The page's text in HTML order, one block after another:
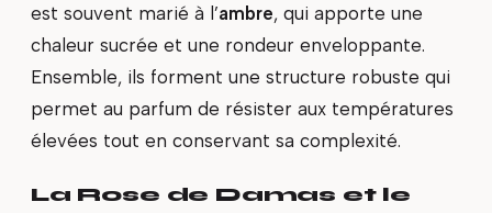
est souvent marié à l’ambre, qui apporte une
chaleur sucrée et une rondeur enveloppante.
Ensemble, ils forment une structure robuste qui
permet au parfum de résister aux températures
élevées tout en conservant sa complexité.
La Rose de Damas et le